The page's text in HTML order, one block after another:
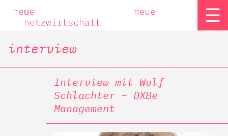
☰
interview
Interview mit Wulf
Schlachter – DXBe
Management